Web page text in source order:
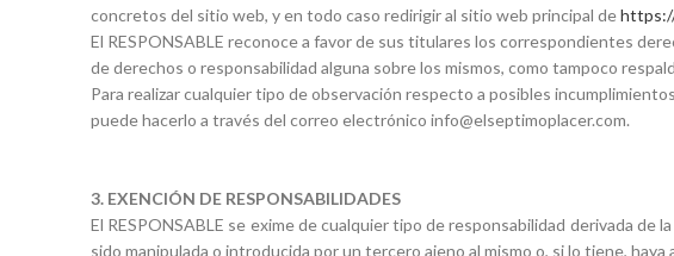
concretos del sitio web, y en todo caso redirigir al sitio web principal de
El RESPONSABLE reconoce a favor de sus titulares los correspondientes
de derechos o responsabilidad alguna sobre los mismos, como tampoco
Para realizar cualquier tipo de observación respecto a posibles
puede hacerlo a través del correo electrónico info@elseptimoplacer.com.
3. EXENCIÓN DE RESPONSABILIDADES
El RESPONSABLE se exime de cualquier tipo de responsabilidad derivada
sido manipulada o introducida por un tercero ajeno al mismo o, si lo tiene,